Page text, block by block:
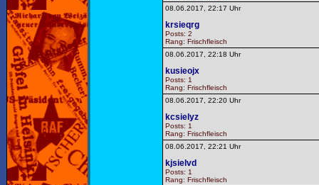
08.06.2017, 22:17 Uhr
krsieqrg
Posts: 2
Rang: Frischfleisch
08.06.2017, 22:18 Uhr
kusieojx
Posts: 1
Rang: Frischfleisch
08.06.2017, 22:20 Uhr
kcsielyz
Posts: 1
Rang: Frischfleisch
08.06.2017, 22:21 Uhr
kjsielvd
Posts: 1
Rang: Frischfleisch